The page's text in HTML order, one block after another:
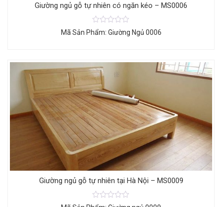
Giường ngủ gỗ tự nhiên có ngăn kéo – MS0006
Mã Sản Phẩm: Giường Ngủ 0006
Giường ngủ gỗ tự nhiên tại Hà Nội – MS0009